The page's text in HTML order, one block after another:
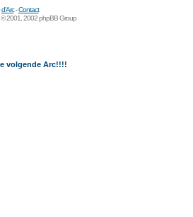
d'Arc-Contact
© 2001, 2002 phpBB Group
volgende Arc!!!!